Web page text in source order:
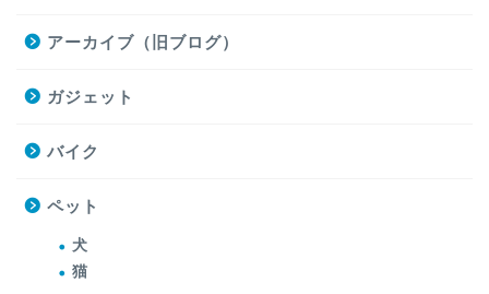
アーカイブ（旧ブログ）
ガジェット
バイク
ペット
犬
猫